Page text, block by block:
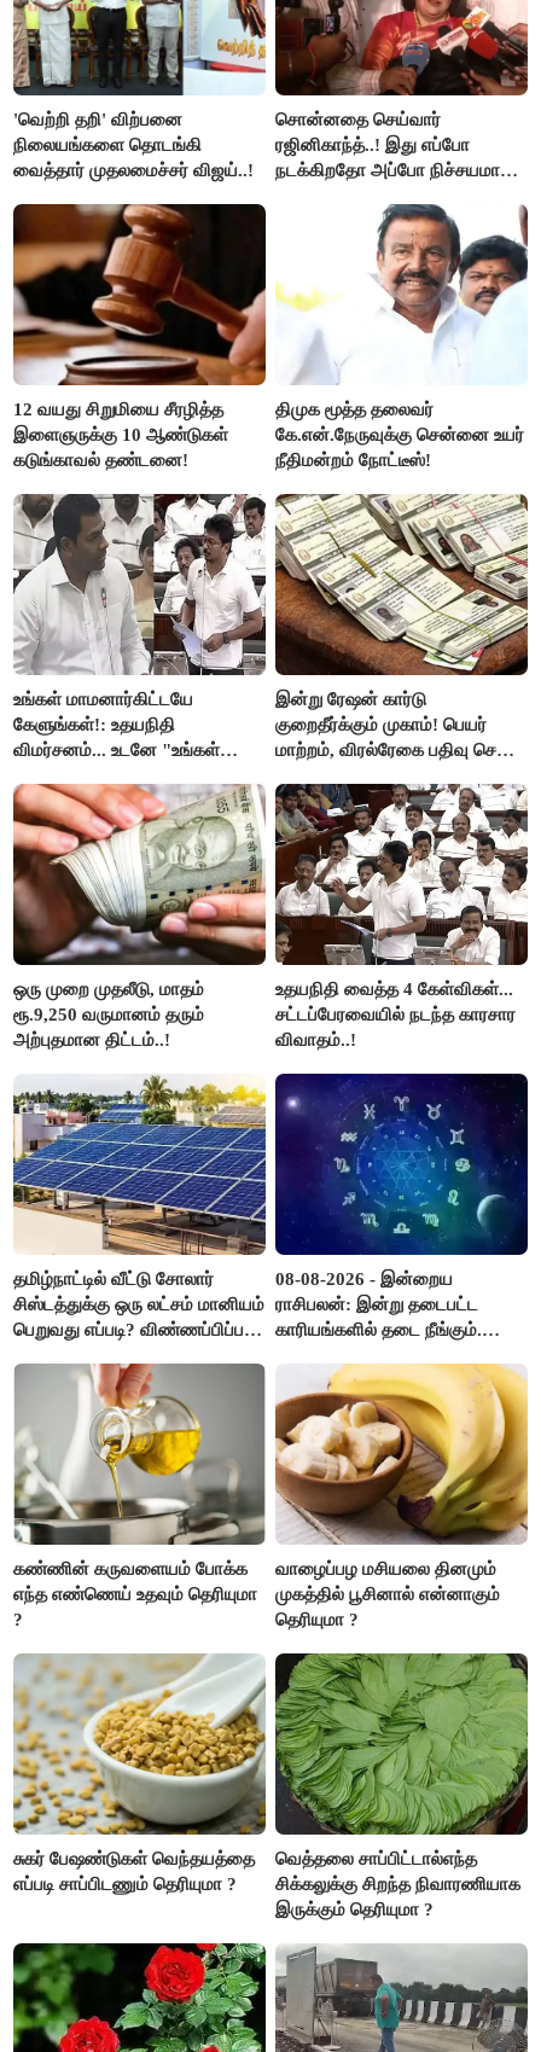
'வெற்றி தறி' விற்பனை
நிலையங்களை தொடங்கி
வைத்தார் முதலமைச்சர் விஜய்..!
சொன்னதை செய்வார்
ரஜினிகாந்த்..! இது எப்போ
நடக்கிறதோ அப்போ நிச்சயமாக
ரஜினிகாந்த்..!
12 வயது சிறுமியை சீரழித்த
இளைஞருக்கு 10 ஆண்டுகள்
கடுங்காவல் தண்டனை!
திமுக மூத்த தலைவர்
கே.என்.நேருவுக்கு சென்னை உயர்
நீதிமன்றம் நோட்டீஸ்!
உங்கள் மாமனார்கிட்டயே
கேளுங்கள்!: உதயநிதி
விமர்சனம்... உடனே "உங்கள்
ஆதவ் அர்ஜுனா பதிலடி!
இன்று ரேஷன் கார்டு
குறைதீர்க்கும் முகாம்! பெயர்
மாற்றம், விரல்ரேகை பதிவு செய்ய
ஒரு முறை முதலீடு, மாதம்
ரூ.9,250 வருமானம் தரும்
அற்புதமான திட்டம்..!
உதயநிதி வைத்த 4 கேள்விகள்...
சட்டப்பேரவையில் நடந்த காரசார
விவாதம்..!
தமிழ்நாட்டில் வீட்டு சோலார்
சிஸ்டத்துக்கு ஒரு லட்சம் மானியம்
பெறுவது எப்படி? விண்ணப்பிப்பது
08-08-2026 - இன்றைய
ராசிபலன்: இன்று தடைபட்ட
காரியங்களில் தடை நீங்கும்.
இருக்கும். ஆன்மீக எண்ணம்
அதிகரிக்கும்..!
கண்ணின் கருவளையம் போக்க
எந்த எண்ணெய் உதவும் தெரியுமா
?
வாழைப்பழ மசியலை தினமும்
முகத்தில் பூசினால் என்னாகும்
தெரியுமா ?
சுகர் பேஷண்டுகள் வெந்தயத்தை
எப்படி சாப்பிடணும் தெரியுமா ?
வெத்தலை சாப்பிட்டால்எந்த
சிக்கலுக்கு சிறந்த நிவாரணியாக
இருக்கும் தெரியுமா ?